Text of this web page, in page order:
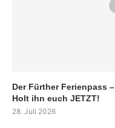
Der Fürther Ferienpass –
Holt ihn euch JETZT!
28. Juli 2026